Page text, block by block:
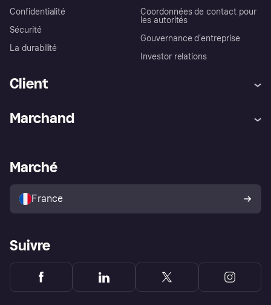
Confidentialité
Sécurité
La durabilité
Coordonnées de contact pour
les autorités
Gouvernance d’entreprise
Investor relations
Client
Explorez les magasins
Politique de protection de
l’acheteur Klarna
Marchand
Portail Marchand
Marché
France
Suivre